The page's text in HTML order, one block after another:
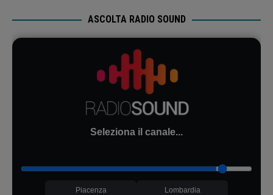
ASCOLTA RADIO SOUND
Seleziona il canale...
Piacenza Lombardia